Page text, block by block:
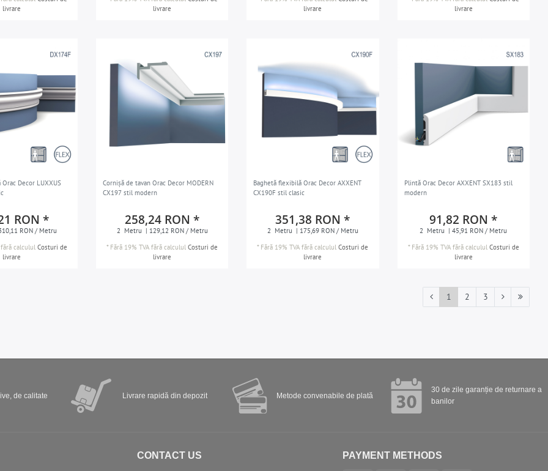
livrare
livrare
livrare
livrare
Decor LUXXUS
RON *
RON / Metru
calculul Costuri de
livrare
Cornișă de tavan Orac Decor MODERN
CX197 stil modern
258,24 RON *
2 Metru | 129,12 RON / Metru
* Fără 19% TVA fără calcululCosturi de
livrare
Baghetă flexibilă Orac Decor AXXENT
CX190F stil clasic
351,38 RON *
2 Metru | 175,69 RON / Metru
* Fără 19% TVA fără calcululCosturi de
livrare
Plintă Orac Decor AXXENT SX183 stil
modern
91,82 RON *
2 Metru | 45,91 RON / Metru
* Fără 19% TVAfără calculul Costuri de
livrare
1 2 3
de calitate Livrare rapidă din depozit Metode convenabile de plată
30 de zile garanție de returnare a
banilor
CONTACT US PAYMENT METHODS